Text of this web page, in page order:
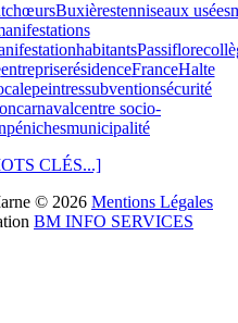
chœursBuxièrestenniseaux usées
habitantsPassiflore
entrepriserésidenceFranceHalte
peintressubventionsécurité
carnavalcentre socio-
pénichesmunicipalité
CLÉS...]
© 2026 Mentions Légales
BM INFO SERVICES